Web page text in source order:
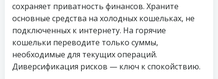
сохраняет приватность финансов. Храните
основные средства на холодных кошельках, не
подключенных к интернету. На горячие
кошельки переводите только суммы,
необходимые для текущих операций.
Диверсификация рисков — ключ к спокойствию.